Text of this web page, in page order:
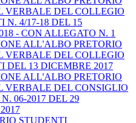
VERBALE DEL COLLEGIO
N. 4/17-18 DEL 15
- CON ALLEGATO N. 1
ALL'ALBO PRETORIO
VERBALE DEL COLLEGIO
DEL 13 DICEMBRE 2017
ALL'ALBO PRETORIO
VERBALE DEL CONSIGLIO
06-2017 DEL 29
STUDENTI